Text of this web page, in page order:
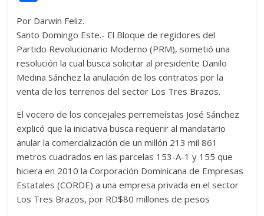
er s
A
p
p
di
t
b
o
o
k
e
n
g
er
p
e
gr
a
m
g
m
p
ar
ti
Por Darwin Feliz.
Santo Domingo Este.- El Bloque de regidores del
Partido Revolucionario Moderno (PRM), sometió una
resolución la cual busca solicitar al presidente Danilo
Medina Sánchez la anulación de los contratos por la
venta de los terrenos del sector Los Tres Brazos.
El vocero de los concejales perremeístas José Sánchez
explicó que la iniciativa busca requerir al mandatario
anular la comercialización de un millón 213 mil 861
metros cuadrados en las parcelas 153-A-1 y 155 que
hiciera en 2010 la Corporación Dominicana de Empresas
Estatales (CORDE) a una empresa privada en el sector
Los Tres Brazos, por RD$80 millones de pesos